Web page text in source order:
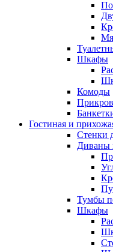
Шкафы
Комоды
Гостиная и
Стенки
Диваны
Тумбы
Шкафы